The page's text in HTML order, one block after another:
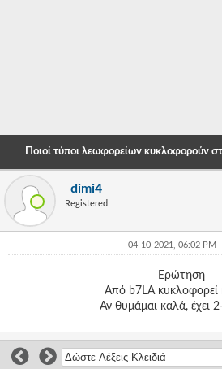
-
-
-
-
-
-
Ποιοί τύποι λεωφορείων κυκλοφορούν
dimi4
Registered
04-10-2021, 06:02 PM
Ερώτηση
Από b7LA κυκλοφορεί
Αν θυμάμαι καλά, έχει